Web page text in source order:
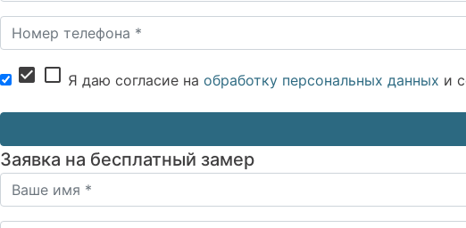
check_box check_box_outline_blank Я даю согласие на обработку персональных данных и
Заявка на бесплатный замер